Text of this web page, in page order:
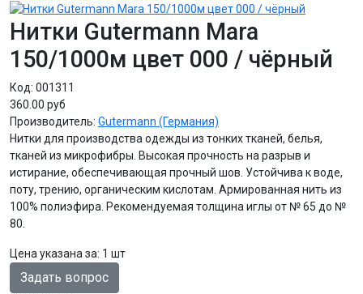
Нитки Gutermann Mara
150/1000м цвет 000 / чёрный
Код: 001311
360.00 руб
Производитель: Gutermann (Германия)
Нитки для производства одежды из тонких тканей, белья,
тканей из микрофибры. Высокая прочность на разрыв и
истирание, обеспечивающая прочный шов. Устойчива к воде,
поту, трению, органическим кислотам. Армированная нить из
100% полиэфира. Рекомендуемая толщина иглы от № 65 до №
80.
Цена указана за: 1 шт
Задать вопрос